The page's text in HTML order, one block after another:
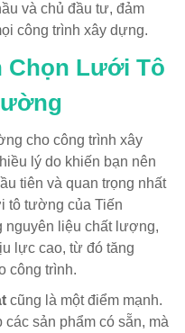
và chủ đầu tư, đảm
công trình xây dựng.
Chọn Lưới Tô
cho công trình xây
lý do khiến bạn nên
tiên và quan trọng nhất
tô tường của Tiến
liệu chất lượng,
lực cao, từ đó tăng
công trình.
cũng là một điểm mạnh.
sản phẩm có sẵn, mà